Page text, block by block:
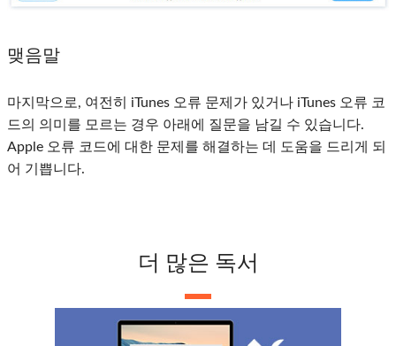
맺음말
마지막으로, 여전히 iTunes 오류 문제가 있거나 iTunes 오류 코
드의 의미를 모르는 경우 아래에 질문을 남길 수 있습니다.
Apple 오류 코드에 대한 문제를 해결하는 데 도움을 드리게 되
어 기쁩니다.
더 많은 독서